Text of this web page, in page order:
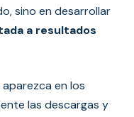
sino en desarrollar
a resultados
en los
las descargas y